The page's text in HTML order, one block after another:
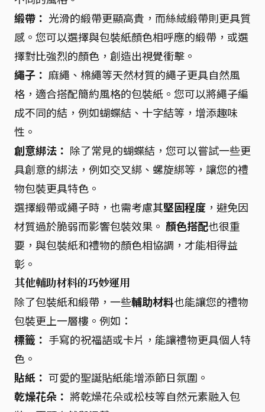
緞帶： 光滑的緞帶更顯高貴，而絲絨緞帶則更具質
感。您可以選擇與包裝紙顏色相呼應的緞帶，或選
擇對比強烈的顏色，創造出視覺衝擊。
繩子： 麻繩、棉繩等天然材質的繩子更具自然風
格，適合搭配簡約風格的包裝紙。您可以將繩子編
成不同的結，例如蝴蝶結、十字結等，增添趣味
性。
創意綁法： 除了常見的蝴蝶結，您可以嘗試一些更
具創意的綁法，例如交叉綁、螺旋綁等，讓您的禮
物包裝更具特色。
選擇緞帶或繩子時，也需考慮其堅固程度 ，避免因
材質過於脆弱而影響包裝效果。 顏色搭配也很重
要，與包裝紙和禮物的顏色相協調，才能相得益
彰。
其他輔助材料的巧妙運用
除了包裝紙和緞帶，一些輔助材料也能讓您的禮物
包裝更上一層樓。例如：
標籤： 手寫的祝福語或卡片，能讓禮物更具個人特
色。
貼紙： 可愛的聖誕貼紙能增添節日氛圍。
乾燥花朵： 將乾燥花朵或松枝等自然元素融入包